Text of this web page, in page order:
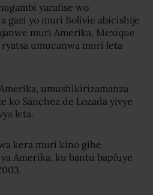
yarafise wo
gazi yo muri Bolivie abicishije
muri Amerika, Mexique
ryatsa umucanwa muri leta
umushikirizamanza
ko Sánchez de Lozada yivye
leta.
kera muri kino gihe
Amerika, ku bantu bapfuye